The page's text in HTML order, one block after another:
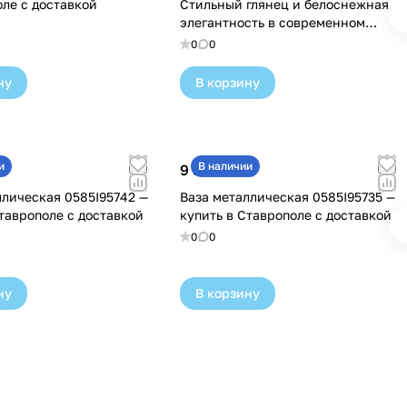
с доставкой
Стильный глянец и белоснежная
элегантность в современном
дизайне — купить в Ставрополе с
0 0
В корзину
0585I95742 —
с доставкой
В наличии
9 300 ₽
Ваза металлическая 0585I95735 —
купить в Ставрополе с доставкой
0 0
В корзину